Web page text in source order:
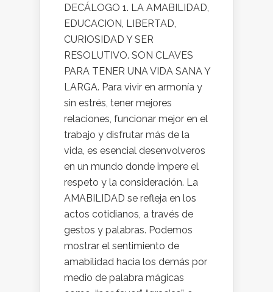
DECÁLOGO 1. LA AMABILIDAD,
EDUCACION, LIBERTAD,
CURIOSIDAD Y SER
RESOLUTIVO. SON CLAVES
PARA TENER UNA VIDA SANA Y
LARGA. Para vivir en armonía y
sin estrés, tener mejores
relaciones, funcionar mejor en el
trabajo y disfrutar más de la
vida, es esencial desenvolveros
en un mundo donde impere el
respeto y la consideración. La
AMABILIDAD se refleja en los
actos cotidianos, a través de
gestos y palabras. Podemos
mostrar el sentimiento de
amabilidad hacia los demás por
medio de palabra mágicas